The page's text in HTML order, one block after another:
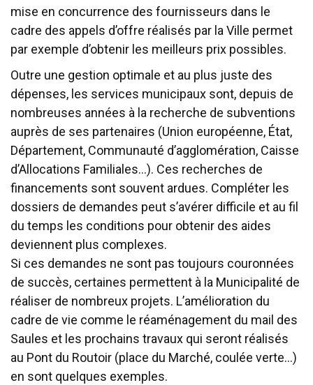
mise en concurrence des fournisseurs dans le
cadre des appels d’offre réalisés par la Ville permet
par exemple d’obtenir les meilleurs prix possibles.
Outre une gestion optimale et au plus juste des
dépenses, les services municipaux sont, depuis de
nombreuses années à la recherche de subventions
auprès de ses partenaires (Union européenne, État,
Département, Communauté d’agglomération, Caisse
d’Allocations Familiales…). Ces recherches de
financements sont souvent ardues. Compléter les
dossiers de demandes peut s’avérer difficile et au fil
du temps les conditions pour obtenir des aides
deviennent plus complexes.
Si ces demandes ne sont pas toujours couronnées
de succès, certaines permettent à la Municipalité de
réaliser de nombreux projets. L’amélioration du
cadre de vie comme le réaménagement du mail des
Saules et les prochains travaux qui seront réalisés
au Pont du Routoir (place du Marché, coulée verte…)
en sont quelques exemples.